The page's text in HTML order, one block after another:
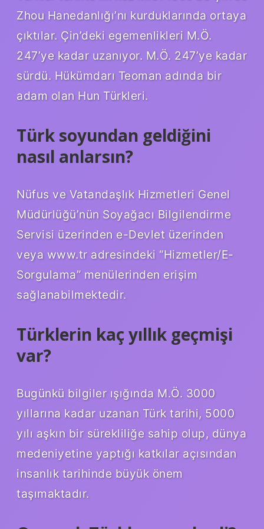
Zhou Hanedanlığı’nı kurduklarında ortaya
çıktılar. Çin’deki egemenlikleri M.Ö.
247’ye kadar uzanıyor. M.Ö. 247’ye kadar
sürdü. Hükümdarı Teoman adında bir
adam olan Hun Türkleri.
Türk soyundan geldiğini
nasıl anlarsın?
Nüfus ve Vatandaşlık Hizmetleri Genel
Müdürlüğü’nün Soyağacı Bilgilendirme
Servisi üzerinden e-Devlet üzerinden
veya www.tr adresindeki “Hizmetler/E-
Sorgulama” menülerinden erişim
sağlanabilmektedir.
Türklerin kaç yıllık geçmişi
var?
Bugünkü bilgiler ışığında M.Ö. 3000
yıllarına kadar uzanan Türk tarihi, 5000
yılı aşkın bir sürekliliğe sahip olup, dünya
medeniyetine yaptığı katkılar açısından
insanlık tarihinde büyük önem
taşımaktadır.